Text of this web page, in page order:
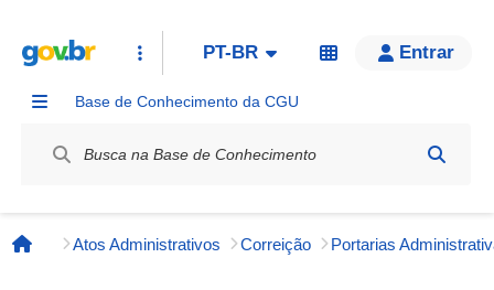
PT-BR Entrar
Base de Conhecimento da CGU
Página inicial
Atos Administrativos Correição